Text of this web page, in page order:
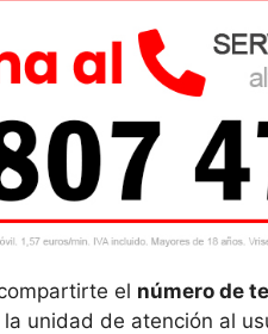
el número de
unidad de atención al